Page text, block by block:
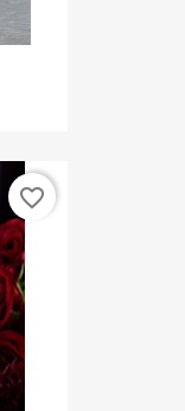
favorite_border